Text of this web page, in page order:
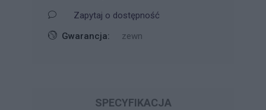
Zapytaj o dostępność
Gwarancja:
zewn
SPECYFIKACJA